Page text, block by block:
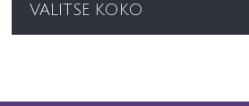
VALITSE KOKO